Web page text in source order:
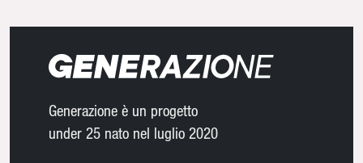
Generazione è un progetto
under 25 nato nel luglio 2020